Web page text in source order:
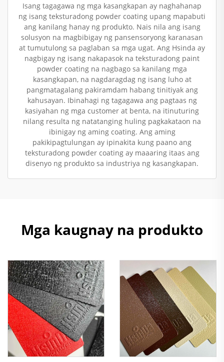
Isang tagagawa ng mga kasangkapan ay naghahanap
ng isang teksturadong powder coating upang mapabuti
ang kanilang hanay ng produkto. Nais nila ang isang
solusyon na magbibigay ng pansensoryong karanasan
at tumutulong sa paglaban sa mga ugat. Ang Hsinda ay
nagbigay ng isang nakapasok na teksturadong paint
powder coating na nagbago sa kanilang mga
kasangkapan, na nagdaragdag ng isang luho at
pangmatagalang pakiramdam habang tinitiyak ang
kahusayan. Ibinahagi ng tagagawa ang pagtaas ng
kasiyahan ng mga customer at benta, na itinuturing
nilang resulta ng natatanging huling pagkakataon na
ibinigay ng aming coating. Ang aming
pakikipagtulungan ay ipinakita kung paano ang
teksturadong powder coating ay maaaring itaas ang
disenyo ng produkto sa industriya ng kasangkapan.
Mga kaugnay na produkto